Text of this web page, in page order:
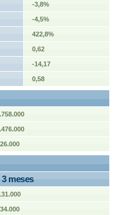
-3,8%
-4,5%
422,8%
0,62
-14,17
0,58
meses